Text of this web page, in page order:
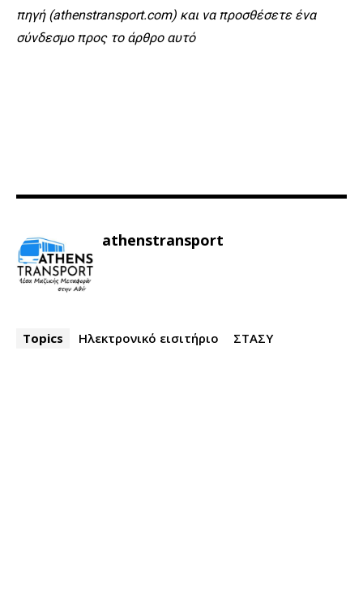
πηγή (athenstransport.com) και να προσθέσετε ένα
σύνδεσμο προς το άρθρο αυτό
athenstransport
Topics Ηλεκτρονικό εισιτήριο ΣΤΑΣΥ